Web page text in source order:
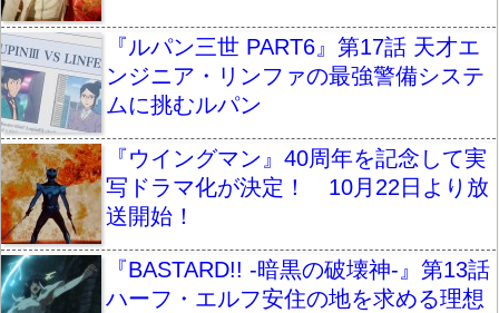
『ルパン三世 PART6』第17話 天才エ
ンジニア・リンファの最強警備システ
ムに挑むルパン
『ウイングマン』40周年を記念して実
写ドラマ化が決定！ 10月22日より放
送開始！
『BASTARD!! -暗黒の破壊神-』第13話
ハーフ・エルフ安住の地を求める理想